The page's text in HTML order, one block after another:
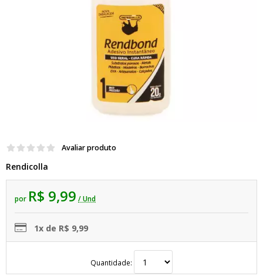
Avaliar produto
Rendicolla
por R$ 9,99 / Und
1x de R$ 9,99
Quantidade: